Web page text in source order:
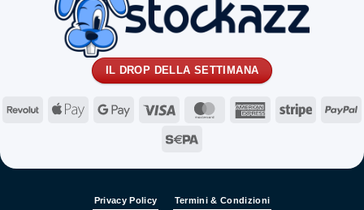
IL DROP DELLA SETTIMANA
RevolutApple
Google
Visa MasterCardAmericanStripe
Privacy Policy Termini & Condizioni